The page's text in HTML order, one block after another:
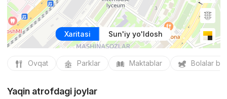
Xaritasi Sun'iy yo'ldosh
Ovqat Parklar Maktablar Bolalar
Yaqin atrofdagi joylar